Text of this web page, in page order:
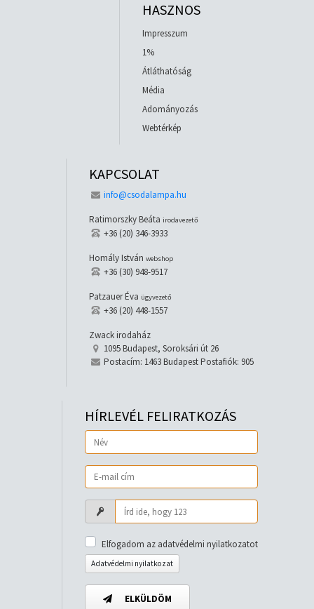
HASZNOS
Impresszum
1%
Átláthatóság
Média
Adományozás
Webtérkép
KAPCSOLAT
info@csodalampa.hu
Ratimorszky Beáta irodavezető
+36 (20) 346-3933
Homály István webshop
+36 (30) 948-9517
Patzauer Éva ügyvezető
+36 (20) 448-1557
Zwack irodaház
1095 Budapest, Soroksári út 26
Postacím: 1463 Budapest Postafiók: 905
HÍRLEVÉL FELIRATKOZÁS
Elfogadom az adatvédelmi nyilatkozatot
Adatvédelmi nyilatkozat
ELKÜLDÖM